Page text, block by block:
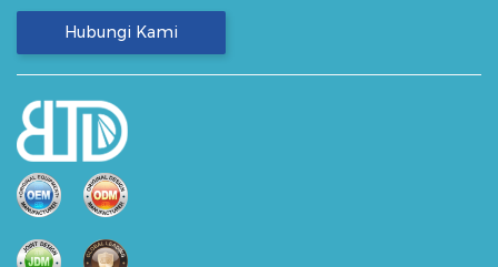
Hubungi Kami